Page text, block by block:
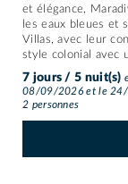
et élégance,
les eaux bleues et
Villas, avec leur
style colonial avec
7 jours / 5 nuit(s)
08/09/2026 et le 24/
2 personnes